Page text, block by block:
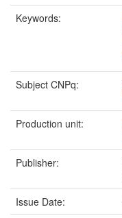
Keywords:
Subject CNPq:
Production unit:
Publisher:
Issue Date: